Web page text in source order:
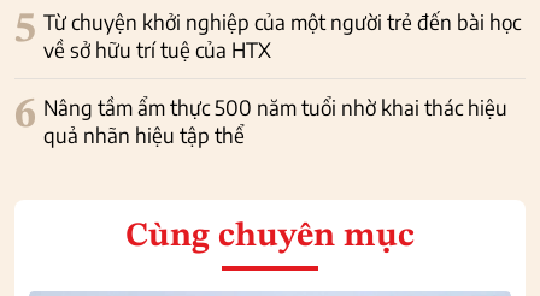
5 Từ chuyện khởi nghiệp của một người trẻ đến bài học
về sở hữu trí tuệ của HTX
6 Nâng tầm ẩm thực 500 năm tuổi nhờ khai thác hiệu
quả nhãn hiệu tập thể
Cùng chuyên mục